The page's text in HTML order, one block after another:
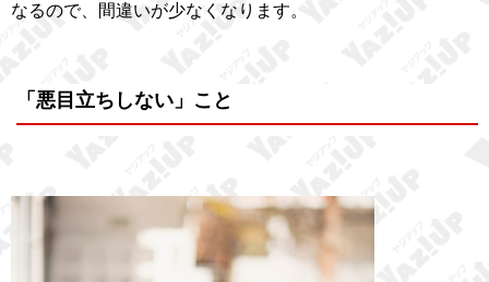
なるので、間違いが少なくなります。
「悪目立ちしない」こと